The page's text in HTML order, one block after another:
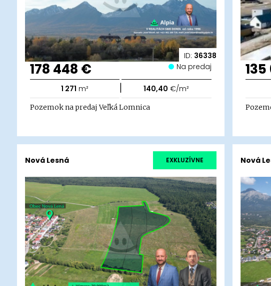
ID: 36338
178 448 € Na predaj
1 271 m² | 140,40 €/m²
Pozemok na predaj Veľká Lomnica
Nová Lesná EXKLUZÍVNE Nová